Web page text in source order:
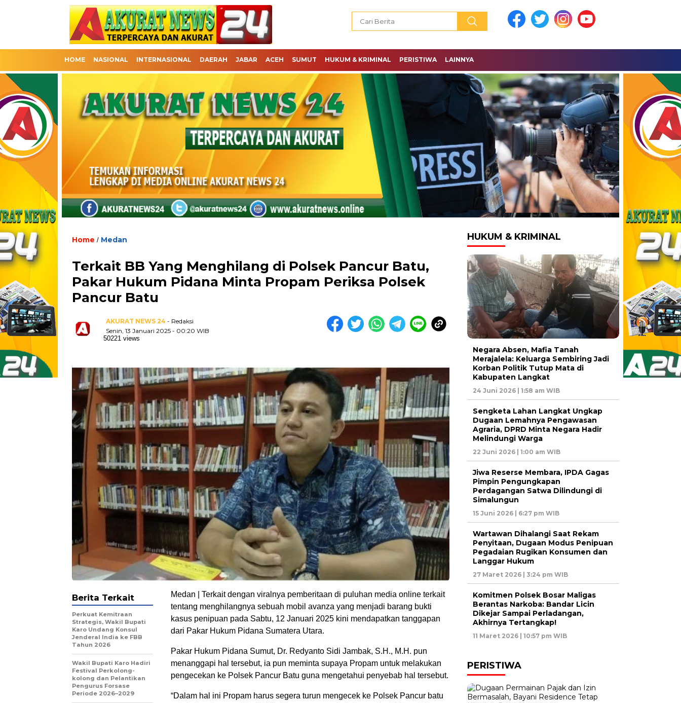
HOME NASIONAL INTERNASIONAL DAERAH JABAR ACEH SUMUT HUKUM & KRIMINAL PERISTIWA LAINNYA
Home / Medan
Terkait BB Yang Menghilang di Polsek Pancur Batu,
Pakar Hukum Pidana Minta Propam Periksa Polsek
Pancur Batu
AKURAT NEWS 24 - Redaksi
Senin, 13 Januari 2025 - 00:20 WIB
50221 views
Medan | Terkait dengan viralnya pemberitaan di puluhan media online terkait
tentang menghilangnya sebuah mobil avanza yang menjadi barang bukti
kasus penipuan pada Sabtu, 12 Januari 2025 kini mendapatkan tanggapan
dari Pakar Hukum Pidana Sumatera Utara.
Pakar Hukum Pidana Sumut, Dr. Redyanto Sidi Jambak, S.H., M.H. pun
menanggapi hal tersebut, ia pun meminta supaya Propam untuk melakukan
pengecekan ke Polsek Pancur Batu guna mengetahui penyebab hal tersebut.
“Dalam hal ini Propam harus segera turun mengecek ke Polsek Pancur batu
Berita Terkait
Perkuat Kemitraan
Strategis, Wakil Bupati
Karo Undang Konsul
Jenderal India ke FBB
Tahun 2026
Wakil Bupati Karo Hadiri
Festival Perkolong-
kolong dan Pelantikan
Pengurus Forsase
Periode 2026–2029
HUKUM & KRIMINAL
Negara Absen, Mafia Tanah
Merajalela: Keluarga Sembiring Jadi
Korban Politik Tutup Mata di
Kabupaten Langkat
24 Juni 2026 | 1:58 am WIB
Sengketa Lahan Langkat Ungkap
Dugaan Lemahnya Pengawasan
Agraria, DPRD Minta Negara Hadir
Melindungi Warga
22 Juni 2026 | 1:00 am WIB
Jiwa Reserse Membara, IPDA Gagas
Pimpin Pengungkapan
Perdagangan Satwa Dilindungi di
Simalungun
15 Juni 2026 | 6:27 pm WIB
Wartawan Dihalangi Saat Rekam
Penyitaan, Dugaan Modus Penipuan
Pegadaian Rugikan Konsumen dan
Langgar Hukum
27 Maret 2026 | 3:24 pm WIB
Komitmen Polsek Bosar Maligas
Berantas Narkoba: Bandar Licin
Dikejar Sampai Perladangan,
Akhirnya Tertangkap!
11 Maret 2026 | 10:57 pm WIB
PERISTIWA